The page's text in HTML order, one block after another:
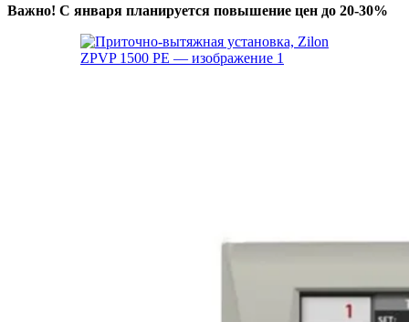
Важно! С января планируется повышение цен до 20-30%